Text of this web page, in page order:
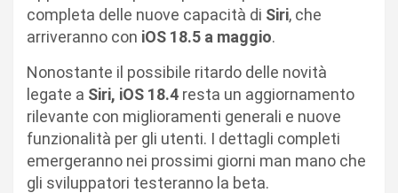
completa delle nuove capacità di Siri, che
arriveranno con iOS 18.5 a maggio.
Nonostante il possibile ritardo delle novità
legate a Siri, iOS 18.4 resta un aggiornamento
rilevante con miglioramenti generali e nuove
funzionalità per gli utenti. I dettagli completi
emergeranno nei prossimi giorni man mano che
gli sviluppatori testeranno la beta.